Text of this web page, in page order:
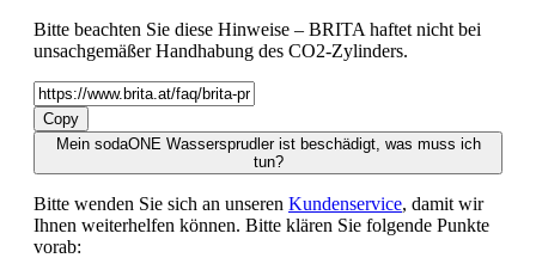
Bitte beachten Sie diese Hinweise – BRITA haftet nicht bei
unsachgemäßer Handhabung des CO2-Zylinders.
Copy
Mein sodaONE Wassersprudler ist beschädigt, was muss ich
tun?
Bitte wenden Sie sich an unseren Kundenservice, damit wir
Ihnen weiterhelfen können. Bitte klären Sie folgende Punkte
vorab: